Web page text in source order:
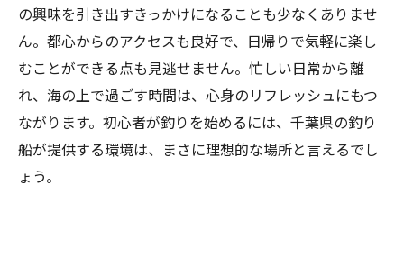
の興味を引き出すきっかけになることも少なくありませ
ん。都心からのアクセスも良好で、日帰りで気軽に楽し
むことができる点も見逃せません。忙しい日常から離
れ、海の上で過ごす時間は、心身のリフレッシュにもつ
ながります。初心者が釣りを始めるには、千葉県の釣り
船が提供する環境は、まさに理想的な場所と言えるでし
ょう。